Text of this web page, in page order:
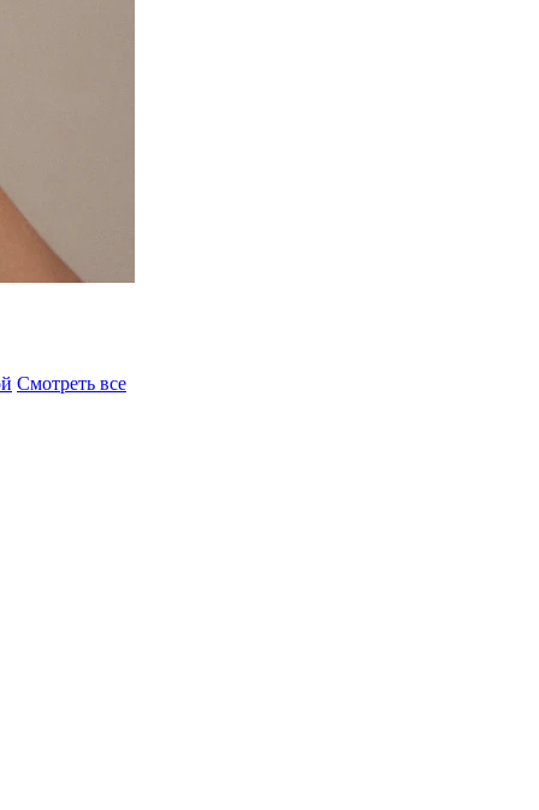
Смотреть все